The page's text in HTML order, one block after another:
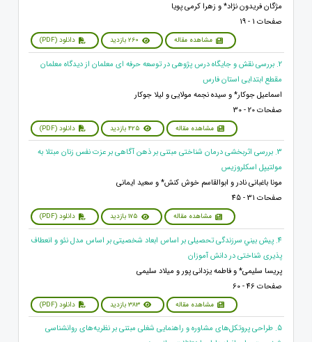
مژگان فریدون نژاد* و زهرا کرمی پویا
صفحات 1 - 19
مشاهده مقاله 260 بازدید دانلود (PDF)
2. بررسی نقش و جایگاه درس پژوهی در توسعه حرفه ای معلمان از دیدگاه معلمان
مقطع ابتدایی استان فارس
اسماعیل جوکار* و سیده نجمه مولایی و لیلا جوکار
صفحات 20 - 30
مشاهده مقاله 425 بازدید دانلود (PDF)
3. بررسی اثربخشی درمان شناختی مبتنی بر ذهن آگاهی بر عزت نفس زنان مبتلا به
مولتیپل اسکلروزیس
مونا باغبانی نادر و ابوالقاسم خوش کنش* و سعید ایمانی
صفحات 31 - 45
مشاهده مقاله 175 بازدید دانلود (PDF)
4. پيش بيني سرزندگی تحصیلی بر اساس ابعاد شخصیتی بر اساس مدل نئو و انعطاف
پذیری شناختی در دانش آموزان
پریسا سلیمی* و فاطمه یزدانی پور و میلاد سلیمی
صفحات 46 - 60
مشاهده مقاله 383 بازدید دانلود (PDF)
5. طراحی پروتکل‌های مشاوره و راهنمایی شغلی مبتنی بر نظریه‌های روانشناسی